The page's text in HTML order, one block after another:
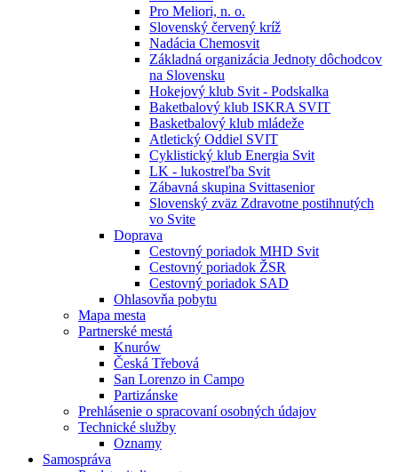
Pro Meliori, n. o.
Slovenský červený kríž
Nadácia Chemosvit
Základná organizácia Jednoty dôchodcov
na Slovensku
Hokejový klub Svit - Podskalka
Baketbalový klub ISKRA SVIT
Basketbalový klub mládeže
Atletický Oddiel SVIT
Cyklistický klub Energia Svit
LK - lukostreľba Svit
Zábavná skupina Svittasenior
Slovenský zväz Zdravotne postihnutých
vo Svite
Doprava
Cestovný poriadok MHD Svit
Cestovný poriadok ŽSR
Cestovný poriadok SAD
Ohlasovňa pobytu
Mapa mesta
Partnerské mestá
Knurów
Česká Třebová
San Lorenzo in Campo
Partizánske
Prehlásenie o spracovaní osobných údajov
Technické služby
Oznamy
Samospráva